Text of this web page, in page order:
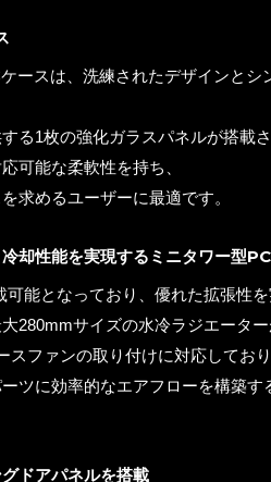
ースは、洗練されたデザインとシ
る1枚の強化ガラスパネルが搭載さ
可能な柔軟性を持ち、
求めるユーザーに最適です。
却性能を実現するミニタワー型
能となっており、優れた拡張性を
280mmサイズの水冷ラジエータ
スファンの取り付けに対応してお
ツに効率的なエアフローを構築す
ドアパネルを搭載